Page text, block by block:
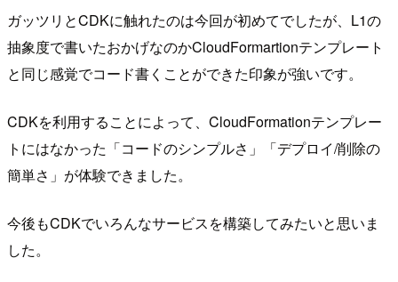
ガッツリとCDKに触れたのは今回が初めてでしたが、L1の
抽象度で書いたおかげなのかCloudFormartionテンプレート
と同じ感覚でコード書くことができた印象が強いです。
CDKを利用することによって、CloudFormationテンプレー
トにはなかった「コードのシンプルさ」「デプロイ/削除の
簡単さ」が体験できました。
今後もCDKでいろんなサービスを構築してみたいと思いま
した。